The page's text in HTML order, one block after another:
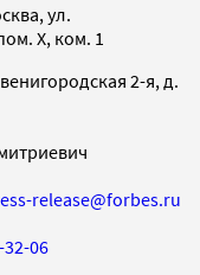
ул.
X, ком. 1
2-я, д.
release@forbes.ru
32-06